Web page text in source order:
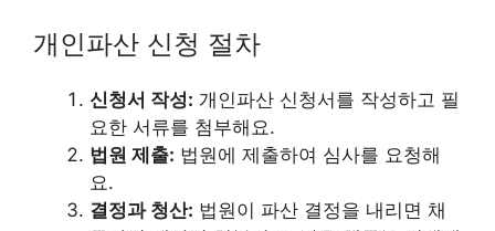
개인파산 신청 절차
신청서 작성: 개인파산 신청서를 작성하고 필
요한 서류를 첨부해요.
법원 제출: 법원에 제출하여 심사를 요청해
요.
결정과 청산: 법원이 파산 결정을 내리면 채